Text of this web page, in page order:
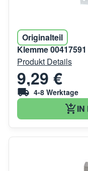
Originalteil
Klemme 00417591
Produkt Details
9,29 €
4-8 Werktage
IN